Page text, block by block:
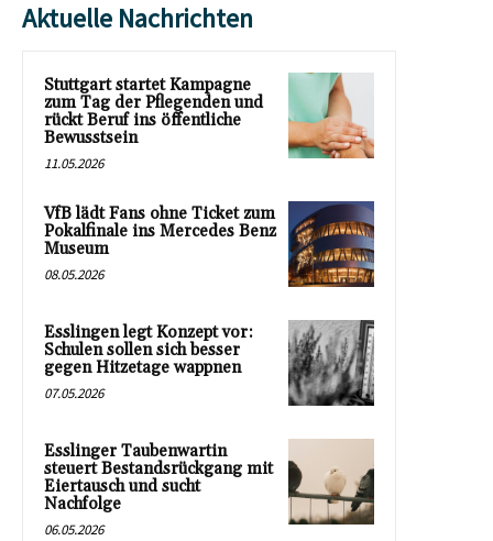
Aktuelle Nachrichten
Stuttgart startet Kampagne
zum Tag der Pflegenden und
rückt Beruf ins öffentliche
Bewusstsein
11.05.2026
VfB lädt Fans ohne Ticket zum
Pokalfinale ins Mercedes Benz
Museum
08.05.2026
Esslingen legt Konzept vor:
Schulen sollen sich besser
gegen Hitzetage wappnen
07.05.2026
Esslinger Taubenwartin
steuert Bestandsrückgang mit
Eiertausch und sucht
Nachfolge
06.05.2026